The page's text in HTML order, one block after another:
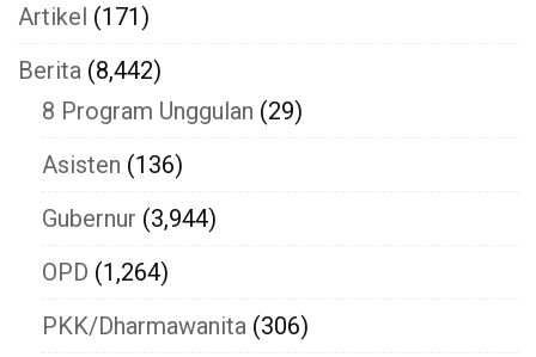
Artikel (171)
Berita (8,442)
8 Program Unggulan (29)
Asisten (136)
Gubernur (3,944)
OPD (1,264)
PKK/Dharmawanita (306)